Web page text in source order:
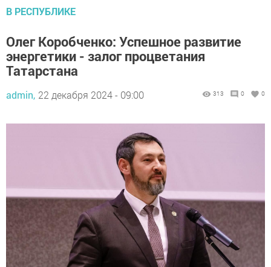
В РЕСПУБЛИКЕ
Олег Коробченко: Успешное развитие
энергетики - залог процветания
Татарстана
admin, 22 декабря 2024 - 09:00 313 0 0